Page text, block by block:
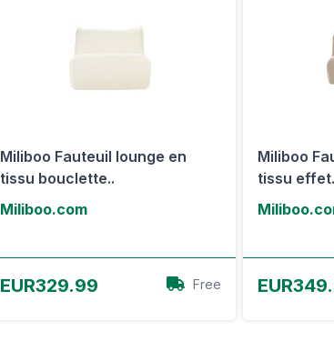
Miliboo Fauteuil lounge en
tissu bouclette..
Miliboo.com
EUR329.99 Free
Miliboo
tissu